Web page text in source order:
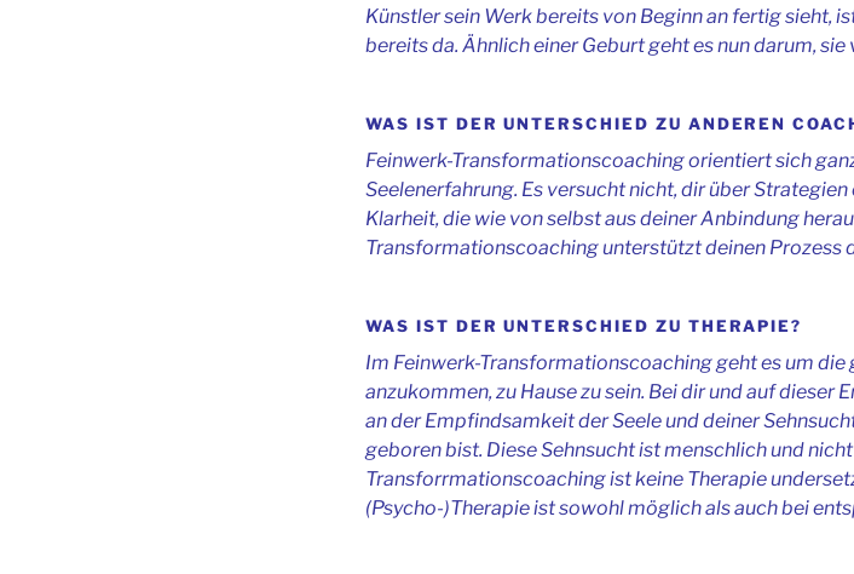
Künstler sein Werk bereits von Beginn an fertig sieht,
bereits da. Ähnlich einer Geburt geht es nun darum,
WAS IST DER UNTERSCHIED ZU ANDEREN
Feinwerk-Transformationscoaching orientiert sich
Seelenerfahrung. Es versucht nicht, dir über
Klarheit, die wie von selbst aus deiner Anbindung
Transformationscoaching unterstützt deinen Prozess
WAS IST DER UNTERSCHIED ZU THERAPIE?
Im Feinwerk-Transformationscoaching geht es um
anzukommen, zu Hause zu sein. Bei dir und auf
an der Empfindsamkeit der Seele und deiner
geboren bist. Diese Sehnsucht ist menschlich und
Transforrmationscoaching ist keine Therapie
(Psycho-)Therapie ist sowohl möglich als auch bei